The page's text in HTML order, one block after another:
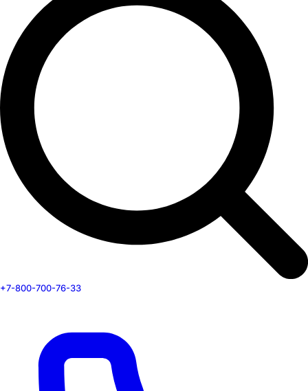
+7-800-700-76-33